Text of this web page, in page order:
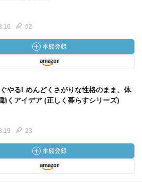
52
やる! めんどくさがりな性格のまま、体
くアイデア (正しく暮らすシリーズ)
23